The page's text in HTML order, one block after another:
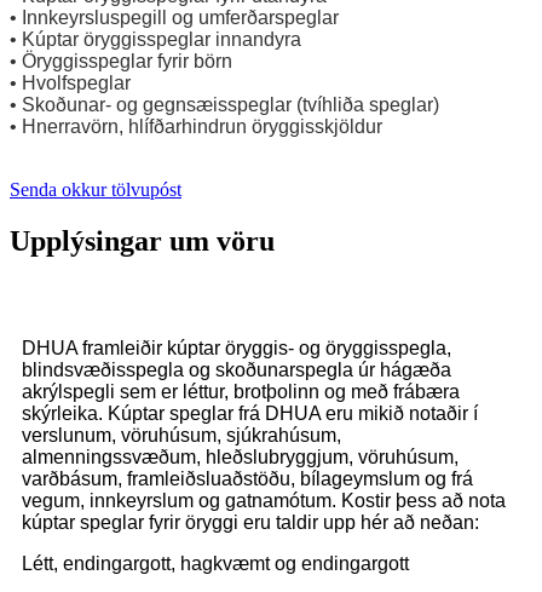
• Innkeyrsluspegill og umferðarspeglar
• Kúptar öryggisspeglar innandyra
• Öryggisspeglar fyrir börn
• Hvolfspeglar
• Skoðunar- og gegnsæisspeglar (tvíhliða speglar)
• Hnerravörn, hlífðarhindrun öryggisskjöldur
Senda okkur tölvupóst
Upplýsingar um vöru
DHUA framleiðir kúptar öryggis- og öryggisspegla,
blindsvæðisspegla og skoðunarspegla úr hágæða
akrýlspegli sem er léttur, brotþolinn og með frábæra
skýrleika. Kúptar speglar frá DHUA eru mikið notaðir í
verslunum, vöruhúsum, sjúkrahúsum,
almenningssvæðum, hleðslubryggjum, vöruhúsum,
varðbásum, framleiðsluaðstöðu, bílageymslum og frá
vegum, innkeyrslum og gatnamótum. Kostir þess að nota
kúptar speglar fyrir öryggi eru taldir upp hér að neðan:
Létt, endingargott, hagkvæmt og endingargott